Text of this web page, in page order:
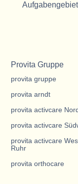
Provita Gruppe
provita gruppe
provita arndt
provita activcare
provita activcare
provita activcare
Ruhr
provita orthocare